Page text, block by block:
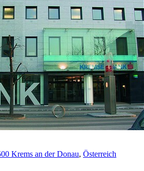
Krems an der Donau, Österreich